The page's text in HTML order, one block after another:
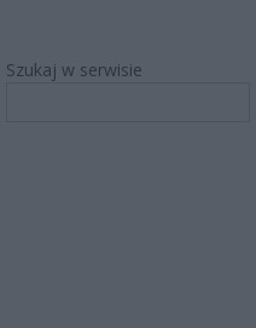
Szukaj w serwisie